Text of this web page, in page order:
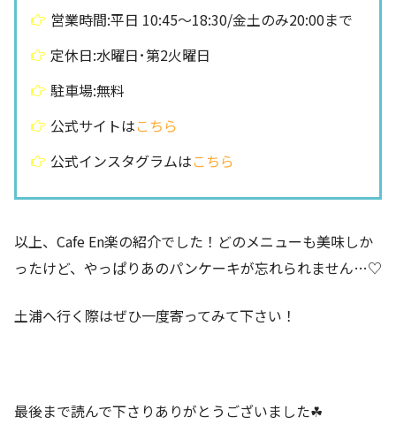
営業時間:平日 10:45～18:30/金土のみ20:00まで
定休日:水曜日･第2火曜日
駐車場:無料
公式サイトはこちら
公式インスタグラムはこちら
以上、Cafe En楽の紹介でした！どのメニューも美味しか
ったけど、やっぱりあのパンケーキが忘れられません…♡
土浦へ行く際はぜひ一度寄ってみて下さい！
最後まで読んで下さりありがとうございました☘